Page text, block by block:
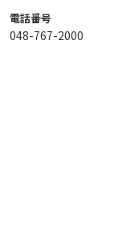
電話番号
048-767-2000